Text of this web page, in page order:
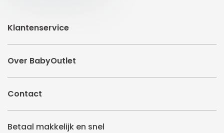
Klantenservice
Over BabyOutlet
Contact
Betaal makkelijk en snel